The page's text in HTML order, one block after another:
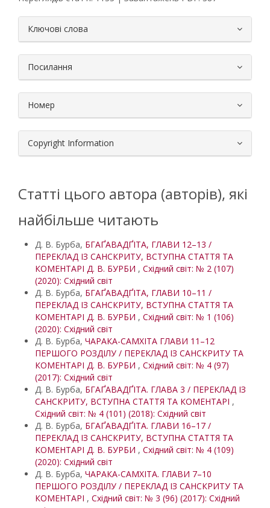
Ключові слова
Посилання
Номер
Copyright Information
Статті цього автора (авторів), які
найбільше читають
Д. В. Бурба, БГАҐАВАДҐІТА, ГЛАВИ 12–13 /
ПЕРЕКЛАД ІЗ САНСКРИТУ, ВСТУПНА СТАТТЯ ТА
КОМЕНТАРІ Д. В. БУРБИ , Східний світ: № 2 (107)
(2020): Східний світ
Д. В. Бурба, БГАҐАВАДҐІТА, ГЛАВИ 10–11 /
ПЕРЕКЛАД ІЗ САНСКРИТУ, ВСТУПНА СТАТТЯ ТА
КОМЕНТАРІ Д. В. БУРБИ , Східний світ: № 1 (106)
(2020): Східний світ
Д. В. Бурба, ЧАРАКА-САМХІТА ГЛАВИ 11–12
ПЕРШОГО РОЗДІЛУ / ПЕРЕКЛАД ІЗ САНСКРИТУ ТА
КОМЕНТАРІ Д. В. БУРБИ , Східний світ: № 4 (97)
(2017): Східний світ
Д. В. Бурба, БГАҐАВАДҐІТА. ГЛАВА 3 / ПЕРЕКЛАД ІЗ
САНСКРИТУ, ВСТУПНА СТАТТЯ ТА КОМЕНТАРІ ,
Східний світ: № 4 (101) (2018): Східний світ
Д. В. Бурба, БГАҐАВАДҐІТА. ГЛАВИ 16–17 /
ПЕРЕКЛАД ІЗ САНСКРИТУ, ВСТУПНА СТАТТЯ ТА
КОМЕНТАРІ Д. В. БУРБИ , Східний світ: № 4 (109)
(2020): Східний світ
Д. В. Бурба, ЧАРАКА-САМХІТА. ГЛАВИ 7–10
ПЕРШОГО РОЗДІЛУ / ПЕРЕКЛАД ІЗ САНСКРИТУ ТА
КОМЕНТАРІ , Східний світ: № 3 (96) (2017): Східний